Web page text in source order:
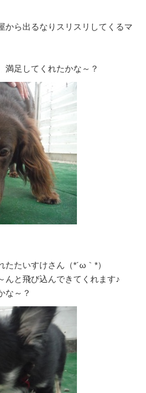
から出るなりスリスリしてくるマ
満足してくれたかな～？
たいすけさん（*´ω｀*）
んと飛び込んできてくれます♪
な～？